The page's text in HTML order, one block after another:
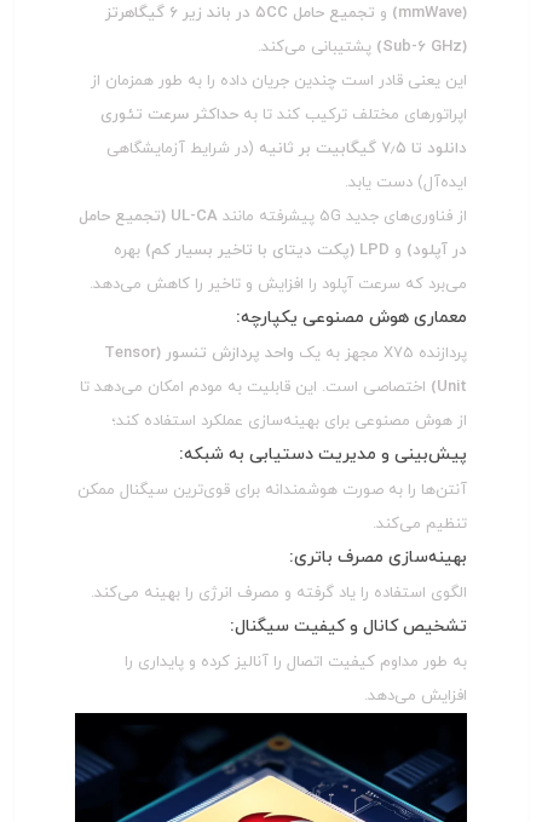
(mmWave)
و
تجمیع حامل ۵CC در باند زیر ۶ گیگاهرتز
(Sub-6 GHz)
پشتیبانی می‌کند.
این یعنی قادر است چندین جریان داده را به طور همزمان از
اپراتورهای مختلف ترکیب کند تا به حداکثر سرعت تئوری
دانلود تا ۷٫۵ گیگابیت بر ثانیه
(در شرایط آزمایشگاهی
ایده‌آل) دست یابد.
از فناوری‌های جدید 5G پیشرفته مانند
UL-CA (تجمیع حامل
در آپلود) و LPD (پکت دیتای با تاخیر بسیار کم)
بهره
می‌برد که سرعت آپلود را افزایش و تاخیر را کاهش می‌دهد.
معماری هوش مصنوعی یکپارچه:
پردازنده X75 مجهز به یک
واحد پردازش تنسور (Tensor
Unit)
اختصاصی است. این قابلیت به مودم امکان می‌دهد تا
از هوش مصنوعی برای بهینه‌سازی عملکرد استفاده کند؛
پیش‌بینی و مدیریت دستیابی به شبکه:
آنتن‌ها را به صورت هوشمندانه برای قوی‌ترین سیگنال ممکن
تنظیم می‌کند.
بهینه‌سازی مصرف باتری:
الگوی استفاده را یاد گرفته و مصرف انرژی را بهینه می‌کند.
تشخیص کانال و کیفیت سیگنال:
به طور مداوم کیفیت اتصال را آنالیز کرده و پایداری را
افزایش می‌دهد.